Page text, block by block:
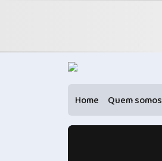
Home Quem somos